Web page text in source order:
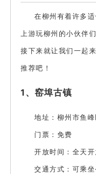
在柳州有着许多
上游玩柳州的小伙伴
接下来就让我们一起
推荐吧！
1、窑埠古镇
地址：柳州市鱼
门票：免费
开放时间：全天
交通方式：可乘